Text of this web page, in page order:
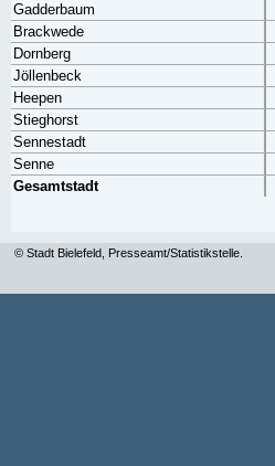
Gadderbaum
Brackwede
Dornberg
Jöllenbeck
Heepen
Stieghorst
Sennestadt
Senne
Gesamtstadt
© Stadt Bielefeld, Presseamt/Statistikstelle.